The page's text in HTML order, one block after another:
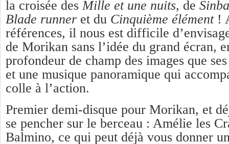
la croisée des Mille et une nuits, de
Blade runner et du Cinquième élément!
références, il nous est difficile
de Morikan sans l’idée du grand écran,
profondeur de champ des images que
et une musique panoramique qui
colle à l’action.
Premier demi-disque pour Morikan, et
se pencher sur le berceau : Amélie les
Balmino, ce qui peut déjà vous donner